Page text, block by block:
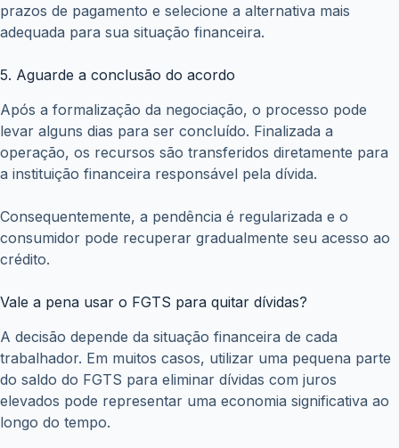
prazos de pagamento e selecione a alternativa mais
adequada para sua situação financeira.
5. Aguarde a conclusão do acordo
Após a formalização da negociação, o processo pode
levar alguns dias para ser concluído. Finalizada a
operação, os recursos são transferidos diretamente para
a instituição financeira responsável pela dívida.
Consequentemente, a pendência é regularizada e o
consumidor pode recuperar gradualmente seu acesso ao
crédito.
Vale a pena usar o FGTS para quitar dívidas?
A decisão depende da situação financeira de cada
trabalhador. Em muitos casos, utilizar uma pequena parte
do saldo do FGTS para eliminar dívidas com juros
elevados pode representar uma economia significativa ao
longo do tempo.